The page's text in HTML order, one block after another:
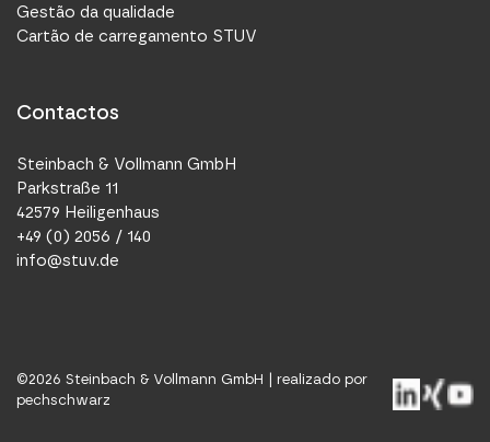
Gestão da qualidade
Cartão de carregamento STUV
Contactos
Steinbach & Vollmann GmbH
Parkstraße 11
42579 Heiligenhaus
+49 (0) 2056 / 140
info@stuv.de
©2026 Steinbach & Vollmann GmbH | realizado por
pechschwarz